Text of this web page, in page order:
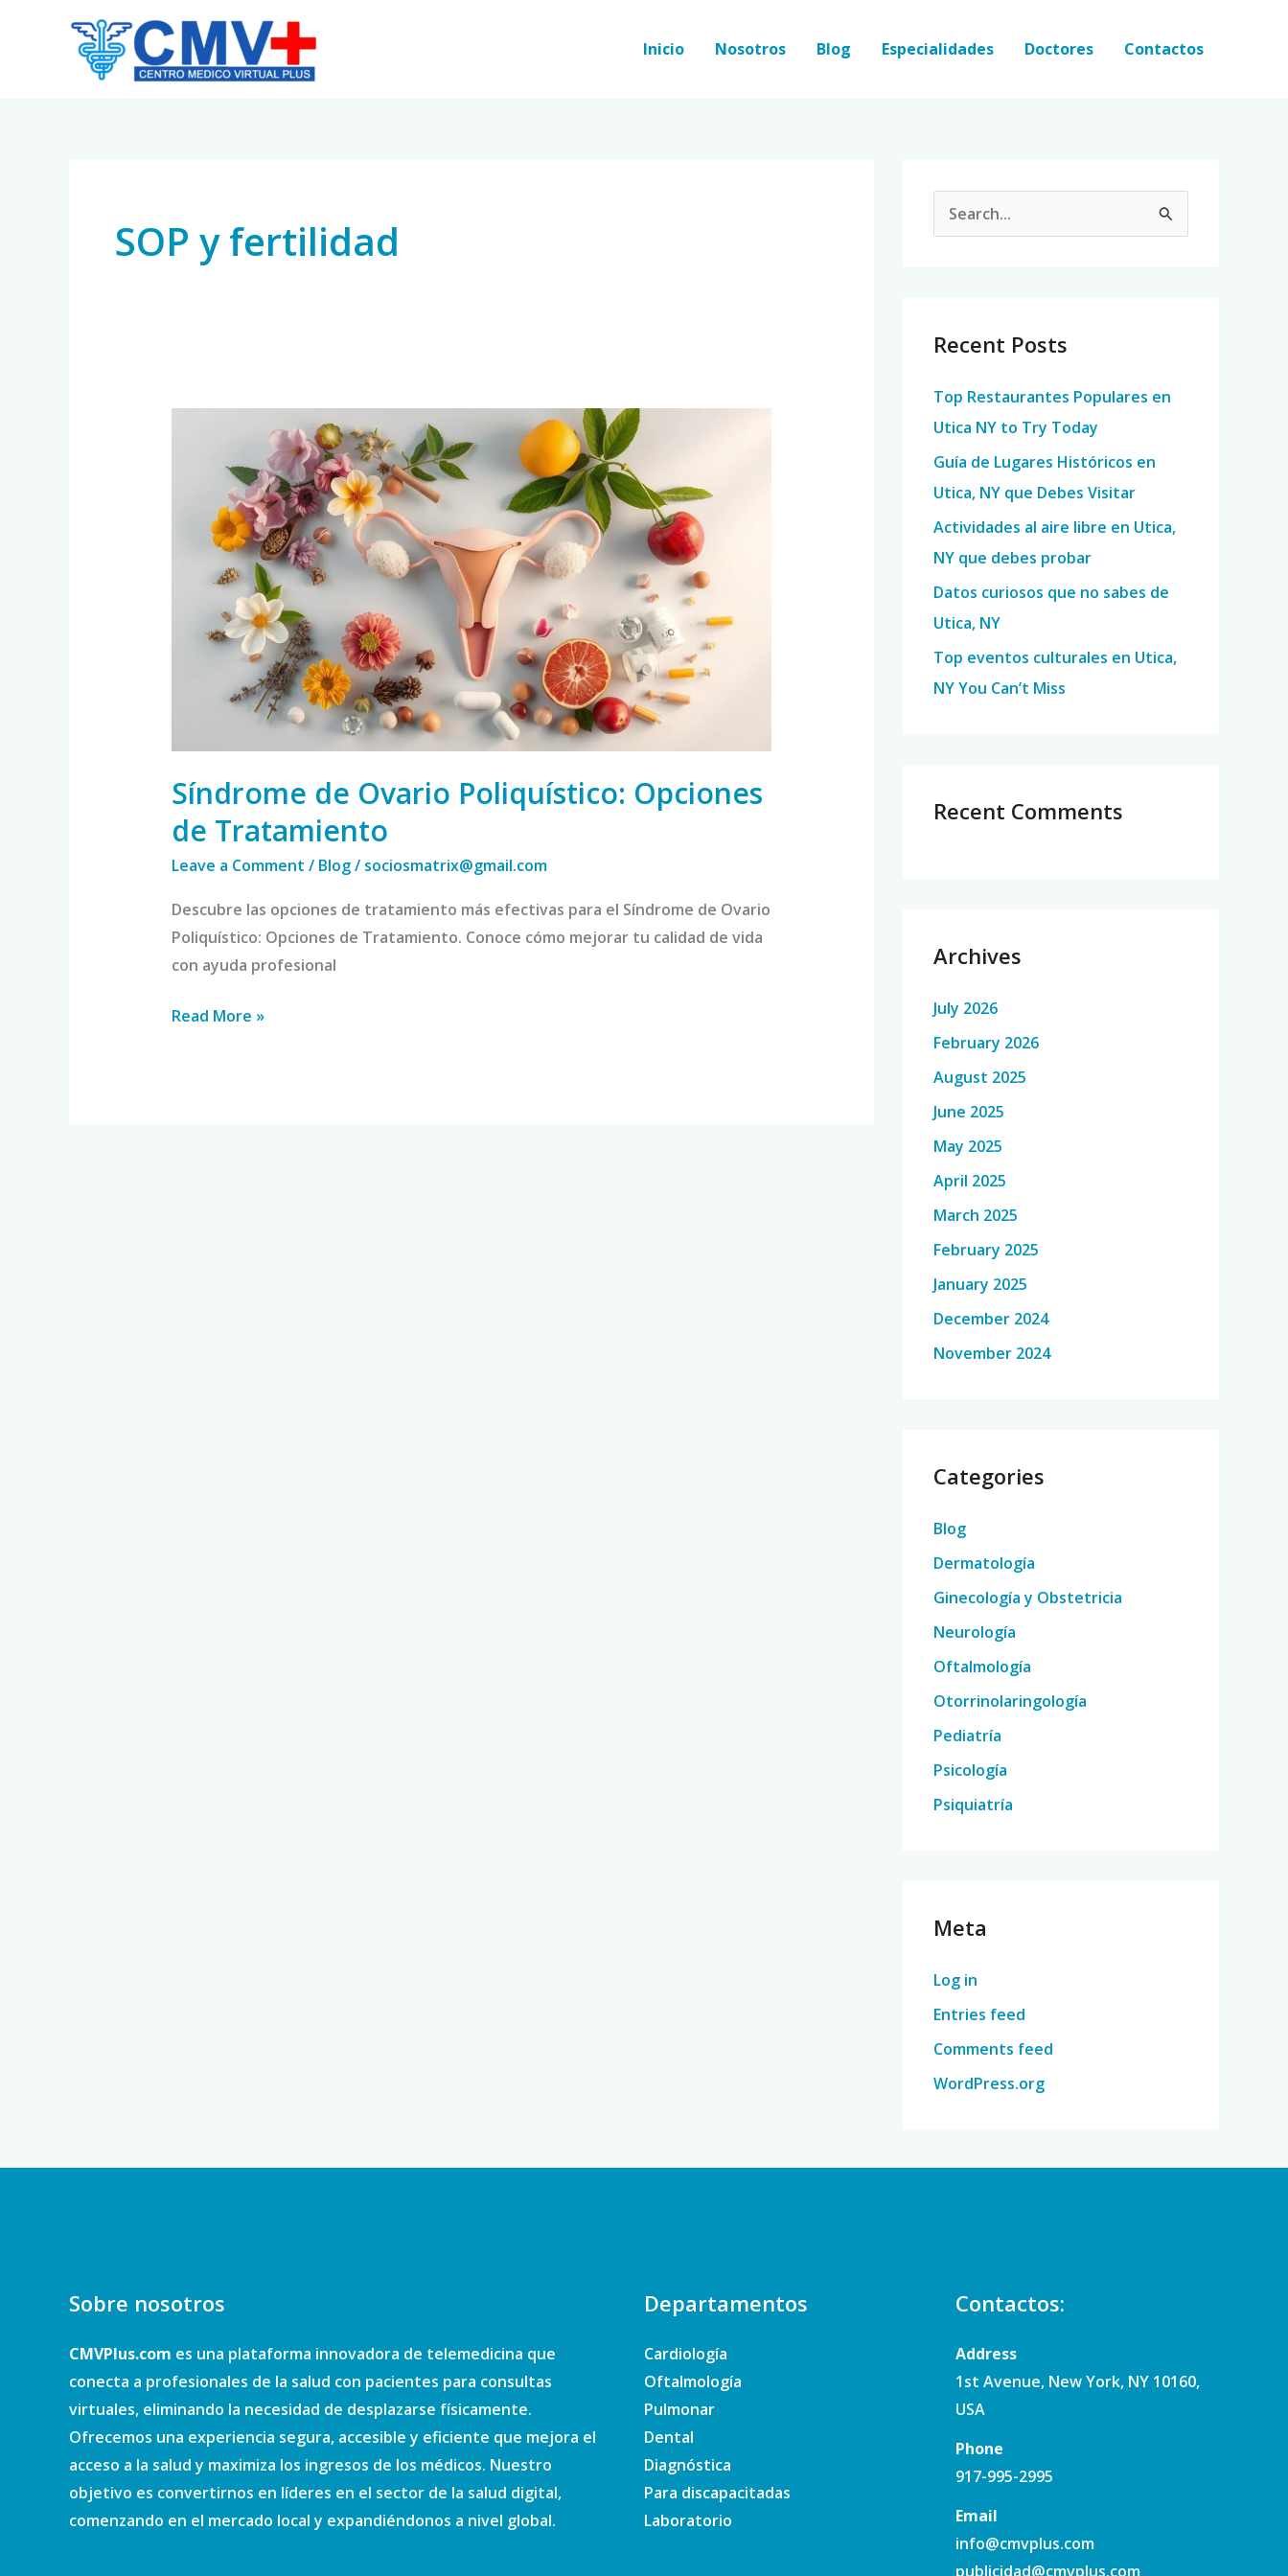
Inicio Nosotros Blog Especialidades Doctores Contactos
SOP y fertilidad
Síndrome de Ovario Poliquístico: Opciones
de Tratamiento
Leave a Comment / Blog/ sociosmatrix@gmail.com
Descubre las opciones de tratamiento más efectivas para el Síndrome de Ovario
Poliquístico: Opciones de Tratamiento. Conoce cómo mejorar tu calidad de vida
con ayuda profesional
Poliquístico:
Opciones
Tratamiento
Read More »
c
f
o
r
:
Recent Posts
Top Restaurantes Populares en
Utica NY to Try Today
Guía de Lugares Históricos en
Utica, NY que Debes Visitar
Actividades al aire libre en Utica,
NY que debes probar
Datos curiosos que no sabes de
Utica, NY
Top eventos culturales en Utica,
NY You Can’t Miss
Recent Comments
Archives
July 2026
February 2026
August 2025
June 2025
May 2025
April 2025
March 2025
February 2025
January 2025
December 2024
November 2024
Categories
Blog
Dermatología
Ginecología y Obstetricia
Neurología
Oftalmología
Otorrinolaringología
Pediatría
Psicología
Psiquiatría
Meta
Log in
Entries feed
Comments feed
WordPress.org
Sobre nosotros
CMVPlus.com es una plataforma innovadora de telemedicina que
conecta a profesionales de la salud con pacientes para consultas
virtuales, eliminando la necesidad de desplazarse físicamente.
Ofrecemos una experiencia segura, accesible y eficiente que mejora el
acceso a la salud y maximiza los ingresos de los médicos. Nuestro
objetivo es convertirnos en líderes en el sector de la salud digital,
comenzando en el mercado local y expandiéndonos a nivel global.
Departamentos
Cardiología
Oftalmología
Pulmonar
Dental
Diagnóstica
Para discapacitadas
Laboratorio
Contactos:
Address
1st Avenue, New York, NY 10160,
USA
Phone
917-995-2995
Email
info@cmvplus.com
publicidad@cmvplus.com